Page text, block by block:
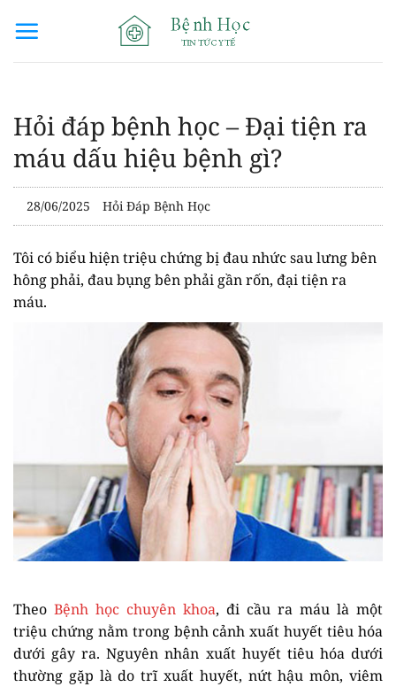
qua
Hỏi đáp bệnh học – Đại tiện ra
máu dấu hiệu bệnh gì?
28/06/2025 Hỏi Đáp Bệnh Học
Tôi có biểu hiện triệu chứng bị đau nhức sau lưng bên
hông phải, đau bụng bên phải gần rốn, đại tiện ra
máu.
Theo Bệnh học chuyên khoa, đi cầu ra máu là một
triệu chứng nằm trong bệnh cảnh xuất huyết tiêu hóa
dưới gây ra. Nguyên nhân xuất huyết tiêu hóa dưới
thường gặp là do trĩ xuất huyết, nứt hậu môn, viêm